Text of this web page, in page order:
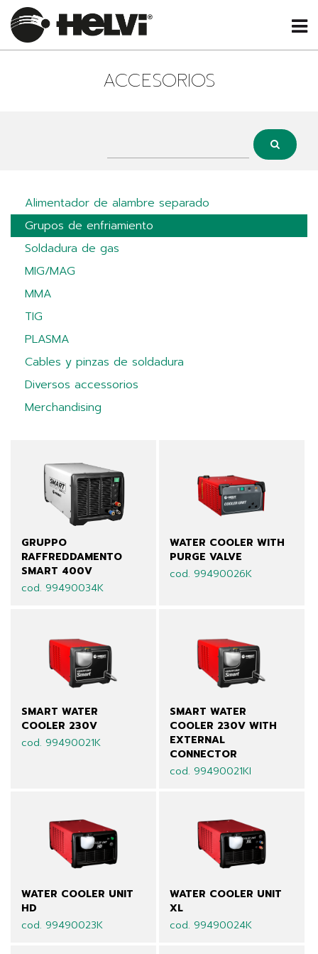
ACCESORIOS
Alimentador de alambre separado
Grupos de enfriamiento
Soldadura de gas
MIG/MAG
MMA
TIG
PLASMA
Cables y pinzas de soldadura
Diversos accessorios
Merchandising
GRUPPO
RAFFREDDAMENTO
SMART 400V
cod. 99490034K
WATER COOLER WITH
PURGE VALVE
cod. 99490026K
SMART WATER
COOLER 230V
cod. 99490021K
SMART WATER
COOLER 230V WITH
EXTERNAL
CONNECTOR
cod. 99490021KI
WATER COOLER UNIT
HD
cod. 99490023K
WATER COOLER UNIT
XL
cod. 99490024K